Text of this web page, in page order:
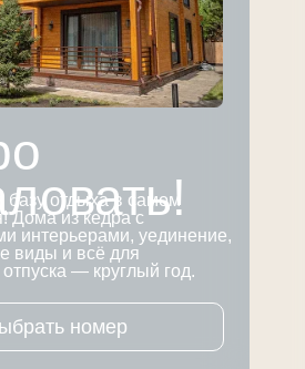
базу отдыха в самом
Дома из кедра с
интерьерами, уединение,
виды и всё для
— круглый год.
номер